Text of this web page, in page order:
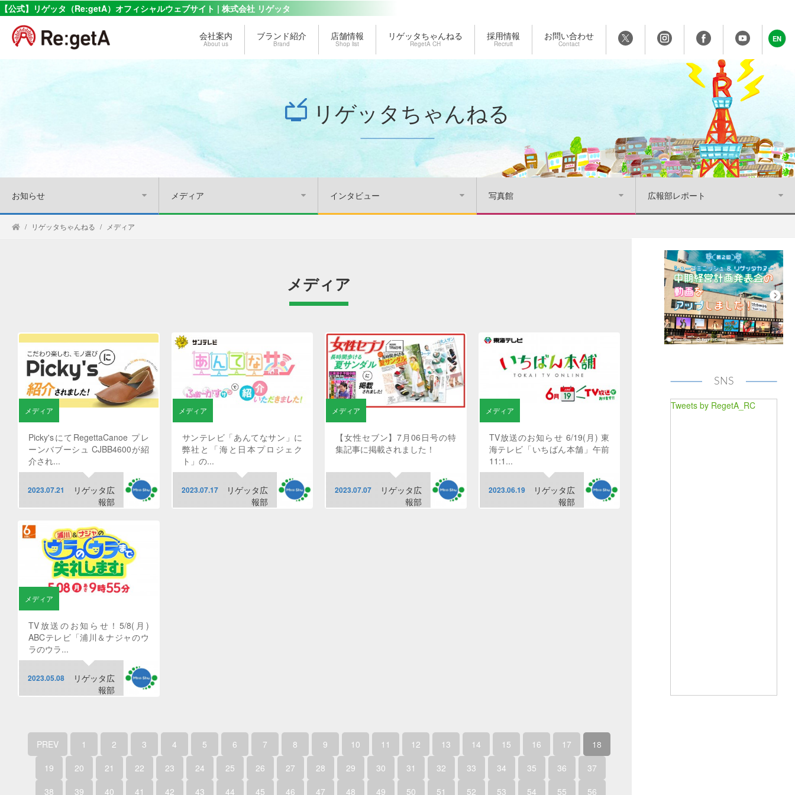
【公式】リゲッタ（Re:getA）オフィシャルウェブサイト | 株式会社 リゲッタ
会社案内
About us
ブランド紹介
Brand
店舗情報
Shop list
リゲッタちゃんねる
RegetA CH
採用情報
Recruit
お問い合わせ
Contact
EN
リゲッタちゃんねる
お知らせ メディア インタビュー 写真館 広報部レポート
リゲッタちゃんねる メディア
メディア
メディア
Picky'sにてRegettaCanoe プレ
ーンバブーシュ CJBB4600が紹
介され...
2023.07.21
リゲッタ広
報部
メディア
サンテレビ「あんてなサン」に
弊社と「海と日本プロジェク
ト」の...
2023.07.17
リゲッタ広
報部
メディア
【女性セブン】7月06日号の特
集記事に掲載されました！
2023.07.07
リゲッタ広
報部
メディア
TV放送のお知らせ 6/19(月) 東
海テレビ「いちばん本舗」午前
11:1...
2023.06.19
リゲッタ広
報部
メディア
TV放送のお知らせ！5/8(月)
ABCテレビ「浦川＆ナジャのウ
ラのウラ...
2023.05.08
リゲッタ広
報部
PREV 1 2 3 4 5 6 7 8 9 10 11 12 13 14 15 16 17
18
19
20 21 22 23 24 25 26 27 28 29 30 31 32 33 34 35 36
37
38
39 40 41 42 43 44 45 46 47 48 49 50 51 52 53 54 55
56
SNS
Tweets by RegetA_RC